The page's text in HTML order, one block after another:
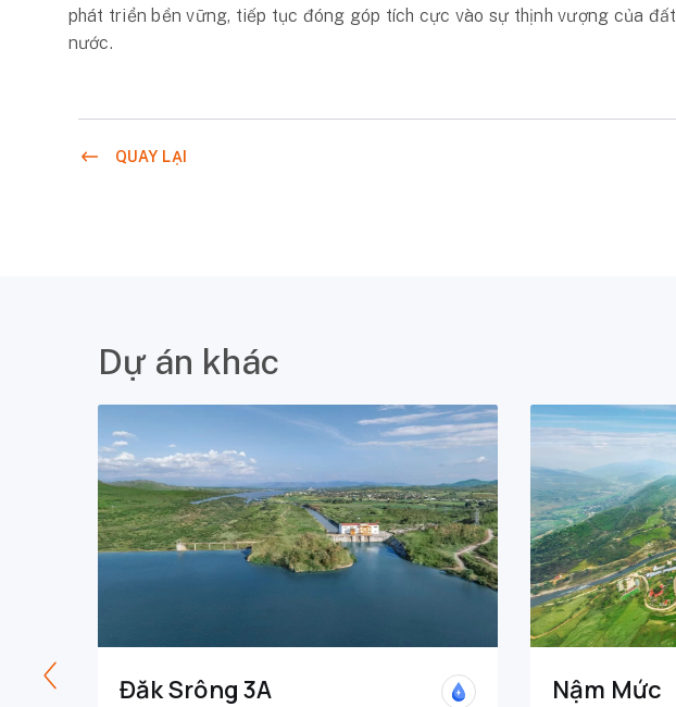
phát triển bền vững, tiếp tục đóng góp tích cực vào sự thịnh vượng của đất
nước.
QUAY LẠI
Dự án khác
Đăk Srông 3A Nậm Mức